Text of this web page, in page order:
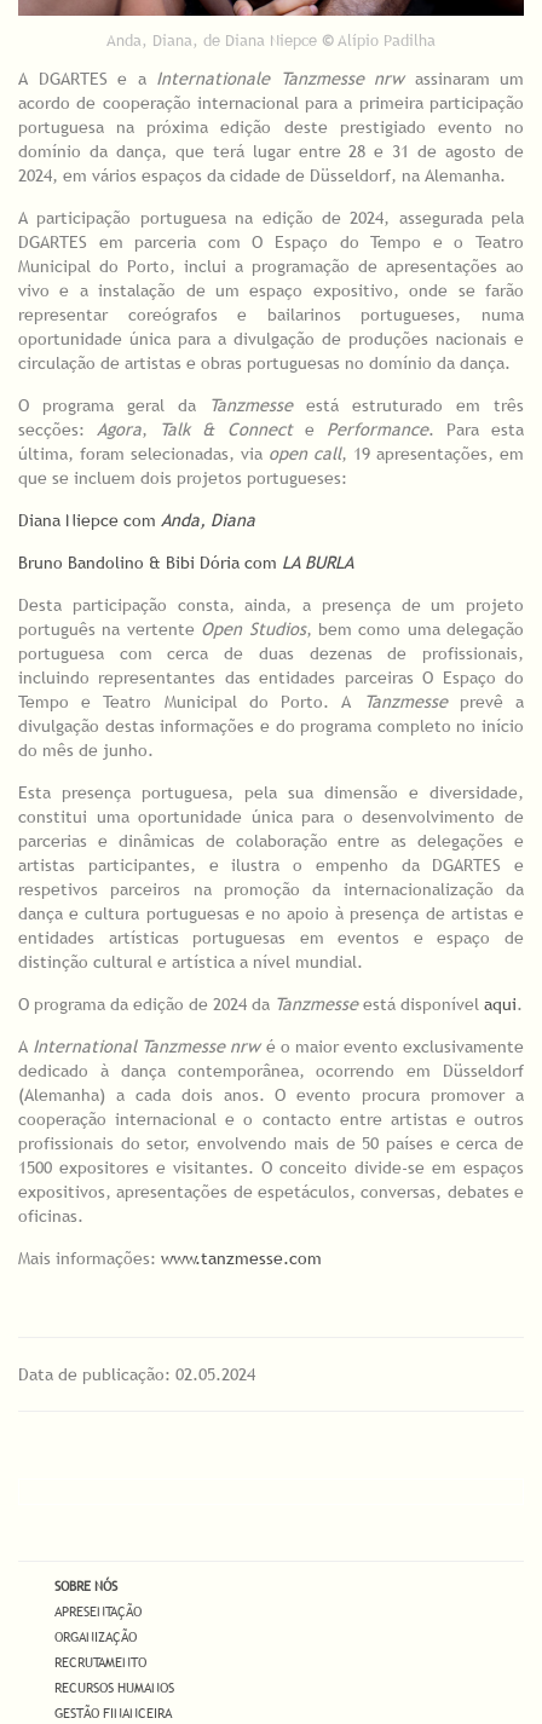
Anda, Diana, de Diana Niepce ©Alípio Padilha
A DGARTES e a Internationale Tanzmesse nrwassinaram um
acordo de cooperação internacional para a primeira participação
portuguesa na próxima edição deste prestigiado evento no
domínio da dança, que terá lugar entre 28 e 31 de agosto de
2024, em vários espaços da cidade de Düsseldorf, na Alemanha.
A participação portuguesa na edição de 2024, assegurada pela
DGARTES em parceria com O Espaço do Tempo e o Teatro
Municipal do Porto, inclui a programação de apresentações ao
vivo e a instalação de um espaço expositivo, onde se farão
representar coreógrafos e bailarinos portugueses, numa
oportunidade única para a divulgação de produções nacionais e
circulação de artistas e obras portuguesas no domínio da dança.
O programa geral da
Tanzmesseestá estruturado em três
secções:Agora, Talk & Connecte Performance. Para esta
última, foram selecionadas, via open call, 19 apresentações, em
que se incluem dois projetos portugueses:
Diana Niepce com Anda, Diana
Bruno Bandolino & Bibi Dória com LA BURLA
Desta participação consta, ainda, a presença de um projeto
português na vertente Open Studios, bem como uma delegação
portuguesa com cerca de duas dezenas de profissionais,
incluindo representantes das entidades parceiras O Espaço do
Tempo e Teatro Municipal do Porto. A
Tanzmesse prevê a
divulgação destas informações e do programa completo no início
do mês de junho.
Esta presença portuguesa, pela sua dimensão e diversidade,
constitui uma oportunidade única para o desenvolvimento de
parcerias e dinâmicas de colaboração entre as delegações e
artistas participantes, e ilustra o empenho da DGARTES e
respetivos parceiros na promoção da internacionalização da
dança e cultura portuguesas e no apoio à presença de artistas e
entidades artísticas portuguesas em eventos e espaço de
distinção cultural e artística a nível mundial.
O programa da edição de 2024 da Tanzmesseestá disponível aqui.
A International Tanzmesse nrwé o maior evento exclusivamente
dedicado à dança contemporânea, ocorrendo em Düsseldorf
(Alemanha) a cada dois anos. O evento procura promover a
cooperação internacional e o contacto entre artistas e outros
profissionais do setor, envolvendo mais de 50 países e cerca de
1500 expositores e visitantes. O conceito divide-se em espaços
expositivos, apresentações de espetáculos, conversas, debates e
oficinas.
Mais informações: www.tanzmesse.com
Data de publicação: 02.05.2024
SOBRE NÓS
APRESENTAÇÃO
ORGANIZAÇÃO
RECRUTAMENTO
RECURSOS HUMANOS
GESTÃO FINANCEIRA